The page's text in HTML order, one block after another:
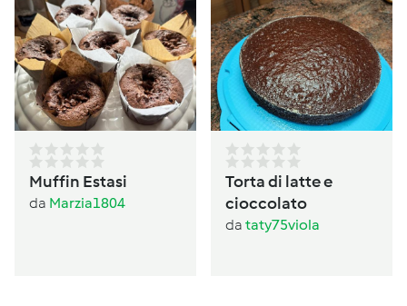
Muffin Estasi
da Marzia1804
Torta di latte e
cioccolato
da taty75viola